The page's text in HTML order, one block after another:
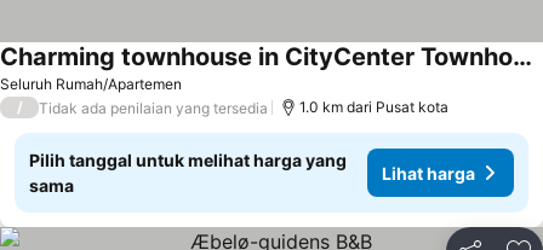
Seluruh Rumah/Apartemen
Charming townhouse in CityCenter Townhouse - free parking
Lihat harga
/ Tidak ada penilaian yang tersedia 1.0 km dari Pusat kota
Pilih tanggal untuk melihat harga yang
sama
Lihat harga